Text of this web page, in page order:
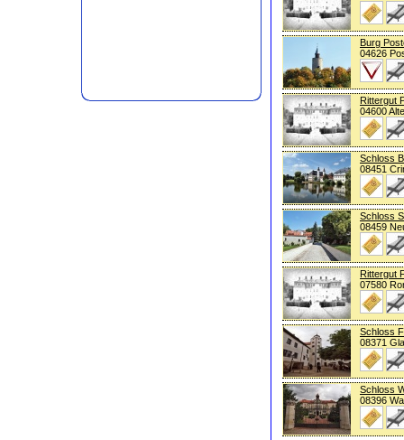
Burg
04626
Rittergut
04600
Schloss
08451
Schloss
08459
Rittergut
07580
Schloss
08371
Schloss
08396